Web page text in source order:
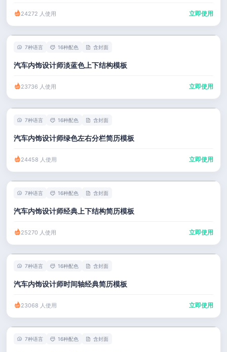
24272 人使用 立即使用
7种语言 16种配色 含封面
汽车内饰设计师淡蓝色上下结构模板
23736 人使用 立即使用
7种语言 16种配色 含封面
汽车内饰设计师绿色左右分栏简历模板
24458 人使用 立即使用
7种语言 16种配色 含封面
汽车内饰设计师经典上下结构简历模板
25270 人使用 立即使用
7种语言 16种配色 含封面
汽车内饰设计师时间轴经典简历模板
23068 人使用 立即使用
7种语言 16种配色 含封面